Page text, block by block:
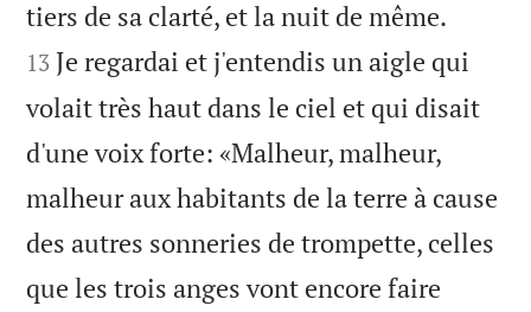
tiers de sa clarté, et la nuit de même.
13 Je regardai et j'entendis un aigle qui
volait très haut dans le ciel et qui disait
d'une voix forte: «Malheur, malheur,
malheur aux habitants de la terre à cause
des autres sonneries de trompette, celles
que les trois anges vont encore faire